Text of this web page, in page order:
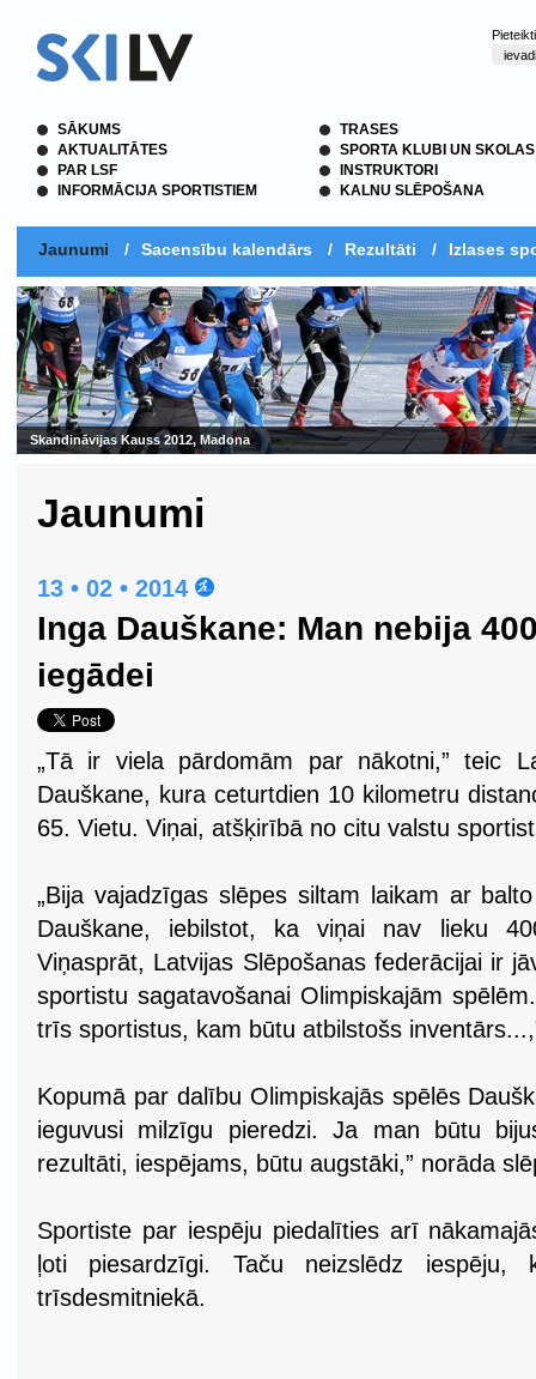
SĀKUMS
AKTUALITĀTES
PAR LSF
INFORMĀCIJA SPORTISTIEM
TRASES
SPORTA KLUBI UN SKOLAS
INSTRUKTORI
KALNU SLĒPOŠANA
Jaunumi / Sacensību kalendārs / Rezultāti / Izlases
Jaunumi
13 • 02 • 2014
Inga Dauškane: Man nebija
iegādei
„Tā ir viela pārdomām par nākotni,” teic
Dauškane, kura ceturtdien 10 kilometru
65. Vietu. Viņai, atšķirībā no citu valstu
„Bija vajadzīgas slēpes siltam laikam ar
Dauškane, iebilstot, ka viņai nav lieku
Viņasprāt, Latvijas Slēpošanas federācijai ir
sportistu sagatavošanai Olimpiskajām
trīs sportistus, kam būtu atbilstošs
Kopumā par dalību Olimpiskajās spēlēs
ieguvusi milzīgu pieredzi. Ja man būtu
rezultāti, iespējams, būtu augstāki,” norāda
Sportiste par iespēju piedalīties arī
ļoti piesardzīgi. Taču neizslēdz
trīsdesmitniekā.